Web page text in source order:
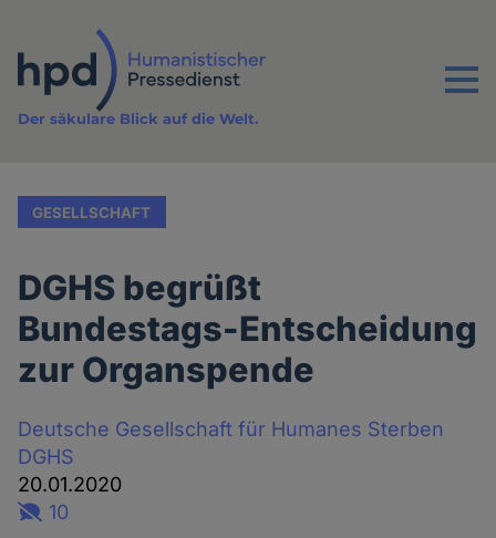
Inhalt
Menu
Der säkulare Blick auf die Welt.
GESELLSCHAFT
DGHS begrüßt
Bundestags-Entscheidung
zur Organspende
Deutsche Gesellschaft für Humanes Sterben
DGHS
20.01.2020
10